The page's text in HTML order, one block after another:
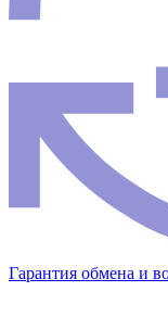
Гарантия обмена и